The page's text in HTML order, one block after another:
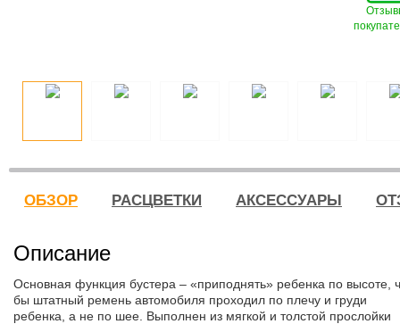
ОБЗОР РАСЦВЕТКИ АКСЕССУАРЫ
Описание
Основная функция бустера – «приподнять» ребенка по высоте,
бы штатный ремень автомобиля проходил по плечу и груди
ребенка, а не по шее. Выполнен из мягкой и толстой прослойки